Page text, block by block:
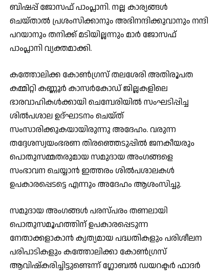
ബിഷപ്പ് ജോസഫ് പാംപ്ലാനി. നല്ല കാര്യങ്ങൾ
ചെയ്താൽ പ്രശംസിക്കാനും അഭിനന്ദിക്കുവാനും നന്ദി
പറയാനും തനിക്ക് മടിയില്ലന്നും മാർ ജോസഫ്
പാംപ്ലാനി വ്യക്തമാക്കി.
കത്തോലിക്ക കോൺഗ്രസ് തലശേരി അതിരൂപത
കമ്മിറ്റി കണ്ണൂർ കാസർകോഡ് ജില്ലകളിലെ
ഭാരവാഹികൾക്കായി ചെമ്പേരിയിൽ സംഘടിപ്പിച്ച
ശിൽപശാല ഉദ്ഘാടനം ചെയ്ത്
സംസാരിക്കുകയായിരുന്നു അദേഹം. വരുന്ന
തദ്ദേശസ്വയംഭരണ തിരഞ്ഞെടുപ്പിൽ ജനകീയരും
പൊതുസമ്മതരുമായ സമുദായ അംഗങ്ങളെ
സംഭാവന ചെയ്യാൻ ഇത്തരം ശിൽപശാലകൾ
ഉപകാരപ്പെടട്ടെ എന്നും അദേഹം ആശംസിച്ചു.
സമുദായ അംഗങ്ങൾ പരസ്പരം തണലായി
പൊതുസമൂഹത്തിന് ഉപകാരപ്പെടുന്ന
നേതാക്കളാകാൻ കൃത്യമായ പദ്ധതികളും പരിശീലന
പരിപാടികളും കത്തോലിക്കാ കോൺഗ്രസ്
ആവിഷ്കരിച്ചിട്ടുണ്ടെന്ന് ഗ്ലോബൽ ഡയറക്ടർ ഫാദർ